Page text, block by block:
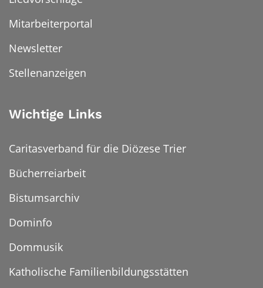
Mitarbeiterportal
Newsletter
Stellenanzeigen
Wichtige Links
Caritasverband für die Diözese Trier
Bücherreiarbeit
Bistumsarchiv
Dominfo
Dommusik
Katholische Familienbildungsstätten